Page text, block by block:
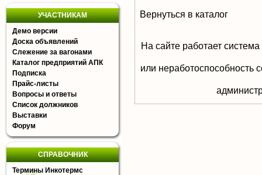
УЧАСТНИКАМ
Демо версии
Доска объявлений
Слежение за вагонами
Каталог предприятий АПК
Подписка
Прайс-листы
Вопросы и ответы
Список должников
Выставки
Форум
СПРАВОЧНИК
Термины Инкотермс
Вернуться в каталог
На сайте работает
или неработоспособность